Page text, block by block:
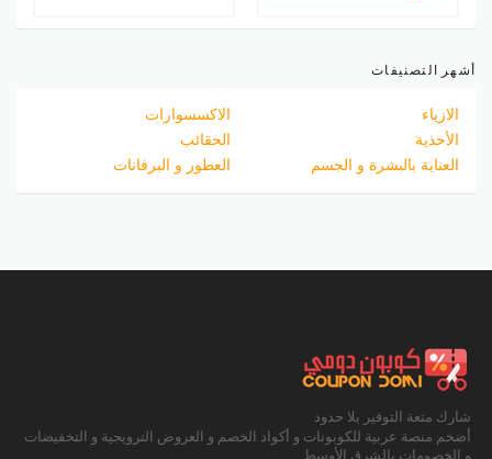
أشهر التصنيفات
الازياء
الاكسسوارات
الأحذية
الحقائب
العناية بالبشرة و الجسم
العطور و البرفانات
شارك متعة التوفير بلا حدود
أضخم منصة عربية للكوبونات و أكواد الخصم و العروض الترويجية و التخفيضات
و الخصومات بالشرق الأوسط